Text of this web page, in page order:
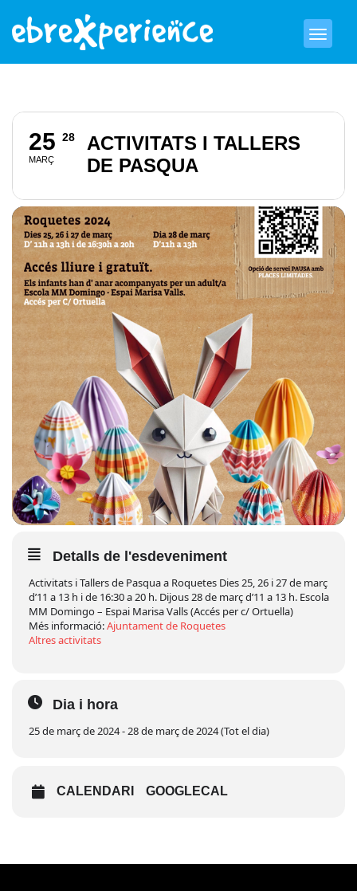
25
MARÇ
28
ACTIVITATS I TALLERS
DE PASQUA
Detalls de l'esdeveniment
Activitats i Tallers de Pasqua a Roquetes Dies 25, 26 i 27 de març
d’11 a 13 h i de 16:30 a 20 h. Dijous 28 de març d’11 a 13 h. Escola
MM Domingo – Espai Marisa Valls (Accés per c/ Ortuella)
Més informació:Ajuntament de Roquetes
Altres activitats
Dia i hora
25 de març de 2024 - 28 de març de 2024 (Tot el dia)
CALENDARI GOOGLECAL